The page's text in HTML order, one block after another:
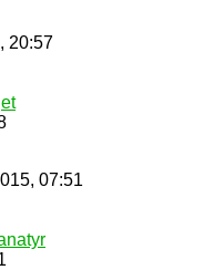
20:57
07:51